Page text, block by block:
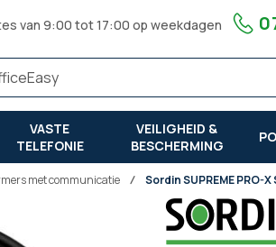
van 9:00 tot 17:00 op weekdagen
VASTE
TELEFONIE
VEILIGHEID &
BESCHERMING
met communicatie Sordin SUPREME PRO-